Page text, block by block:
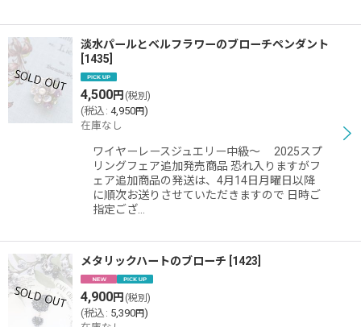
淡水パールとベルフラワーのブローチペンダント
1435
4,500円 (税別)
(税込 : 4,950円)
在庫なし
ワイヤーレースジュエリー中級〜 2025スプ
リングフェア追加発売商品 恐れ入りますがフ
ェア追加商品の発送は、4月14日月曜日以降
に順次お送りさせていただきますので 日時ご
指定ござ…
メタリックハートのブローチ 1423
4,900円 (税別)
(税込 : 5,390円)